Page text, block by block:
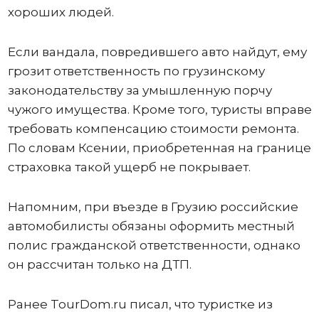
хороших людей.
Если вандала, повредившего авто найдут, ему
грозит ответственность по грузинскому
законодательству за умышленную порчу
чужого имущества. Кроме того, туристы вправе
требовать компенсацию стоимости ремонта.
По словам Ксении, приобретенная на границе
страховка такой ущерб не покрывает.
Напомним, при въезде в Грузию российские
автомобилисты обязаны оформить местный
полис гражданской ответственности, однако
он рассчитан только на ДТП.
Ранее TourDom.ru писал, что туристке из